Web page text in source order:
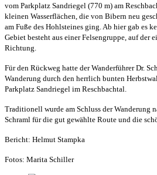
vom Parkplatz Sandriegel (770 m) am
kleinen Wasserflächen, die von Bibern neu
am Fuße des Hohlsteines ging. Ab hier gab es
Gebiet besteht aus einer Felsengruppe, auf der
Richtung.
Für den Rückweg hatte der Wanderführer Dr.
Wanderung durch den herrlich bunten
Parkplatz Sandriegel im Reschbachtal.
Traditionell wurde am Schluss der Wanderung
Schraml für die gut gewählte Route und die
Bericht: Helmut Stampka
Fotos: Marita Schiller